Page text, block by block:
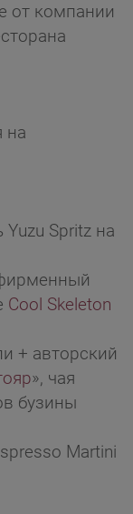
от компании
на
Yuzu Spritz на
Cool Skeleton
+ авторский
», чая
бузины
Martini